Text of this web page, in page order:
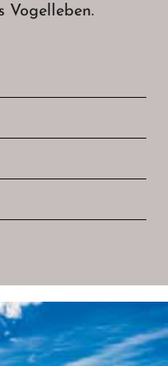
Vogelleben.